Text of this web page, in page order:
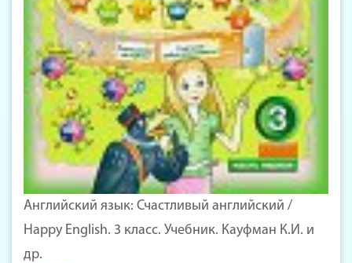
Английский язык: Счастливый английский /
Happy English. 3 класс. Учебник. Кауфман К.И. и
др.